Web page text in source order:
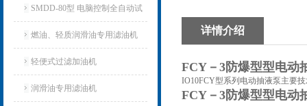
SMDD-80型 电脑控制全自动试
油器
燃油、轻质润滑油专用滤油机
轻便式过滤加油机
润滑油专用滤油机
详情介绍
FCY－3防爆型型电动
IO10FCY型系列电动抽液泵主要
FCY－3防爆型型电动